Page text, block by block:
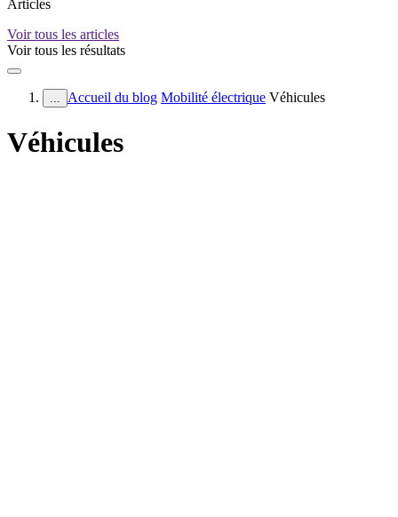
Articles
Voir tous les articles
Voir tous les résultats
... Accueil du blog Mobilité électrique Véhicules
Véhicules